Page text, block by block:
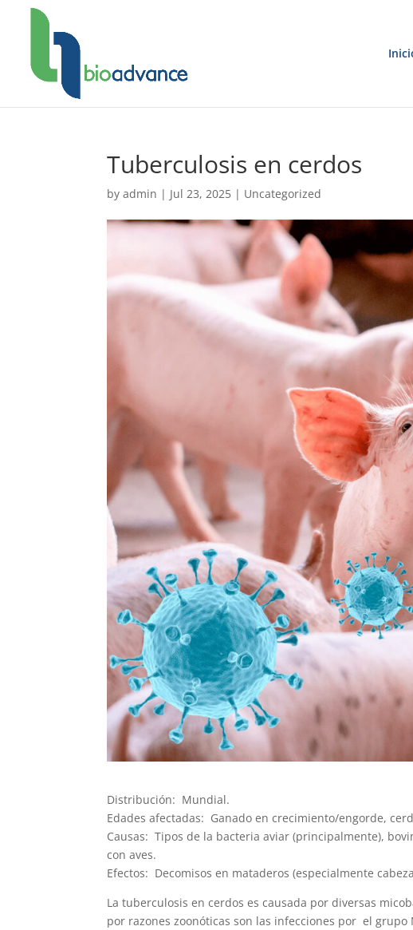
Tuberculosis en cerdos
byadmin | Jul 23, 2025 | Uncategorized
Distribución: Mundial.
Edades afectadas: Ganado en crecimiento/engorde,
Causas: Tipos de la bacteria aviar (principalmente),
con aves.
Efectos: Decomisos en mataderos (especialmente
La tuberculosis en cerdos es causada por diversas
por razones zoonóticas son las infecciones por el